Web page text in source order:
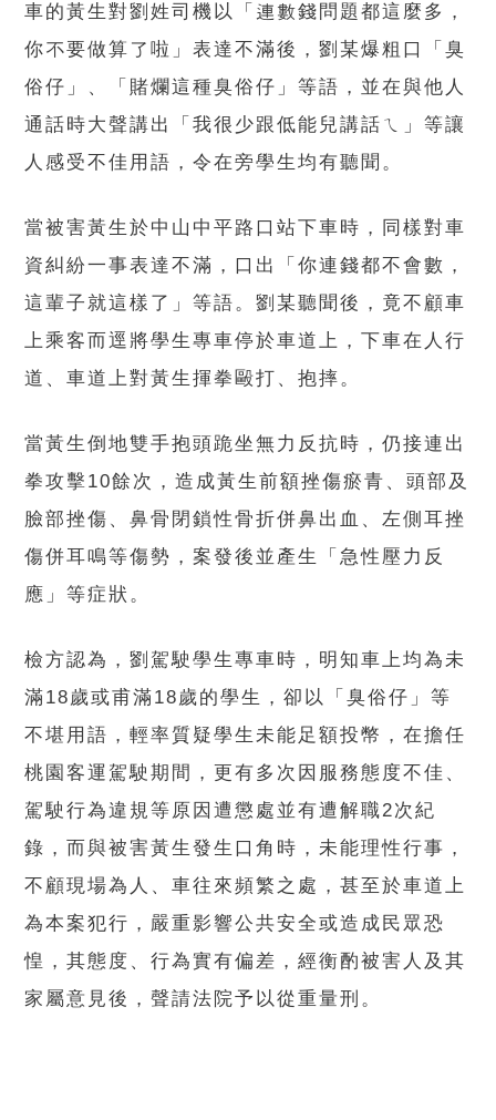
車的黃生對劉姓司機以「連數錢問題都這麼多，
你不要做算了啦」表達不滿後，劉某爆粗口「臭
俗仔」、「賭爛這種臭俗仔」等語，並在與他人
通話時大聲講出「我很少跟低能兒講話ㄟ」等讓
人感受不佳用語，令在旁學生均有聽聞。
當被害黃生於中山中平路口站下車時，同樣對車
資糾紛一事表達不滿，口出「你連錢都不會數，
這輩子就這樣了」等語。劉某聽聞後，竟不顧車
上乘客而逕將學生專車停於車道上，下車在人行
道、車道上對黃生揮拳毆打、抱摔。
當黃生倒地雙手抱頭跪坐無力反抗時，仍接連出
拳攻擊10餘次，造成黃生前額挫傷瘀青、頭部及
臉部挫傷、鼻骨閉鎖性骨折併鼻出血、左側耳挫
傷併耳鳴等傷勢，案發後並產生「急性壓力反
應」等症狀。
檢方認為，劉駕駛學生專車時，明知車上均為未
滿18歲或甫滿18歲的學生，卻以「臭俗仔」等
不堪用語，輕率質疑學生未能足額投幣，在擔任
桃園客運駕駛期間，更有多次因服務態度不佳、
駕駛行為違規等原因遭懲處並有遭解職2次紀
錄，而與被害黃生發生口角時，未能理性行事，
不顧現場為人、車往來頻繁之處，甚至於車道上
為本案犯行，嚴重影響公共安全或造成民眾恐
惶，其態度、行為實有偏差，經衡酌被害人及其
家屬意見後，聲請法院予以從重量刑。